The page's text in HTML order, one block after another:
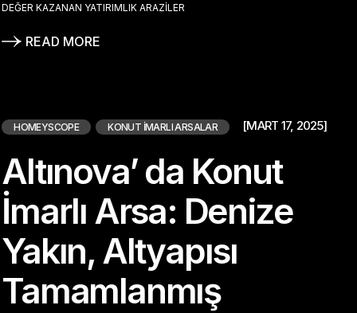
DEĞER KAZANAN YATIRIMLIK ARAZILER
READ MORE
HOMEYSCOPE KONUT İMARLI ARSALAR [MART 17, 2025]
Altınova’ da Konut
İmarlı Arsa: Denize
Yakın, Altyapısı
Tamamlanmış